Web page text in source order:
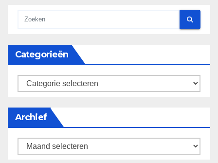
Categorieën
categorieën
Archief
Archief